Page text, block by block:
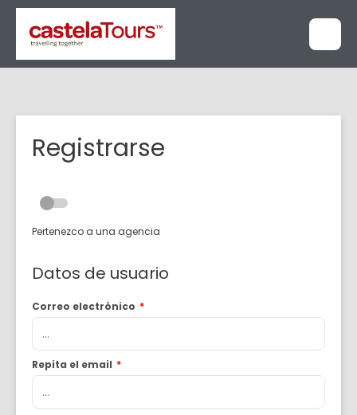
Registrarse
Pertenezco a una agencia
Datos de usuario
Correo electrónico *
Repita el email *